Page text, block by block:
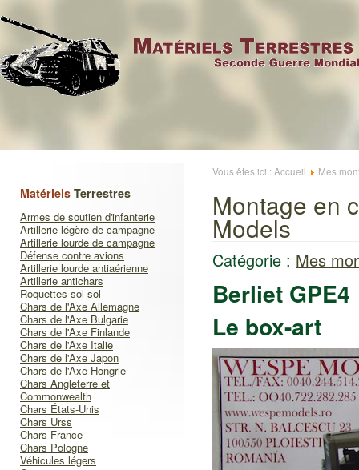
Matériels Terrestres
Armes de soutien d'infanterie
Artillerie légère de campagne
Artillerie lourde de campagne
Défense contre avions
Artillerie lourde antiaérienne
Artillerie antichars
Roquettes sol-sol
Chars de l'Axe Allemagne
Chars de l'Axe Bulgarie
Chars de l'Axe Finlande
Chars de l'Axe Italie
Chars de l'Axe Japon
Chars de l'Axe Hongrie
Chars Angleterre et
Commonwealth
Chars États-Unis
Chars Urss
Chars France
Chars Pologne
Véhicules légers
Vous êtes ici : Accueil Mes
Montage en
Models
Catégorie : Mes
Berliet GPE4
Le box-art